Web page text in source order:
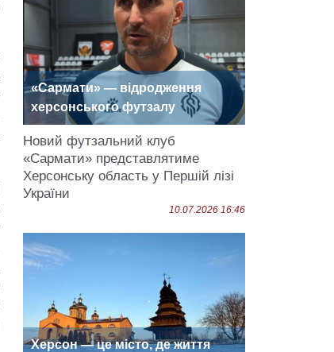
«Сармати» — відродження
херсонського футзалу
Новий футзальний клуб
«Сармати» представлятиме
Херсонську область у Першій лізі
України
10.07.2026 16:46
Херсон — це місто, де життя